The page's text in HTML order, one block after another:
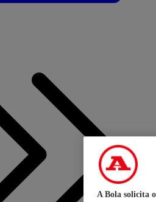
A Bola solicita